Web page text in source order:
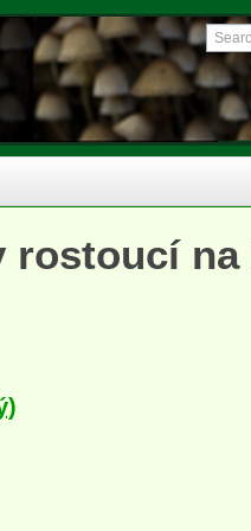
rostoucí na